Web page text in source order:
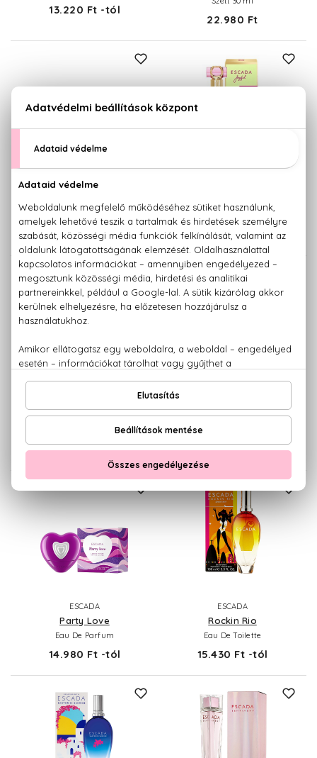
13.220 Ft -tól
22.980 Ft
Fiesta Carioca
Eau De Toilette
Szett 50+50 ml
23.090 Ft
Eau De Parfum
11.670 Ft -tól
18.260 Ft
ESCADA
Party Love
Eau De Parfum
14.980 Ft -tól
ESCADA
Rockin Rio
Eau De Toilette
15.430 Ft -tól